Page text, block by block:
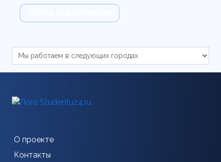
О проекте
Контакты